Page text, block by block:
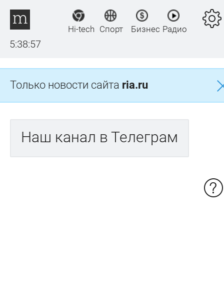
5:38:57
Hi-tech Спорт Бизнес Радио
Только новости сайта ria.ru
Наш канал в Телеграм